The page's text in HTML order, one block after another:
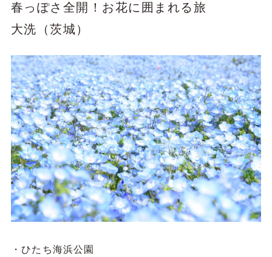
春っぽさ全開！お花に囲まれる旅
大洗（茨城）
・ひたち海浜公園